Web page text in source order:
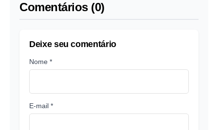
Comentários (0)
Deixe seu comentário
Nome *
E-mail *